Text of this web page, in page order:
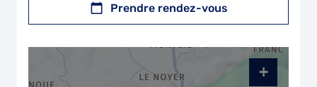
Prendre rendez-vous
+